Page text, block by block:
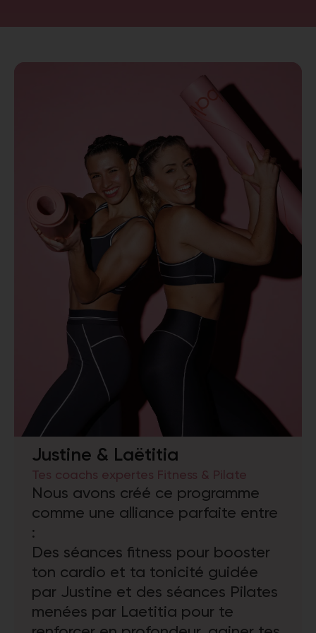
Justine & Laëtitia
Tes coachs expertes Fitness & Pilate
Nous avons créé ce programme
comme une alliance parfaite entre
:
Des séances fitness pour booster
ton cardio et ta tonicité guidée
par Justine et des séances Pilates
menées par Laetitia pour te